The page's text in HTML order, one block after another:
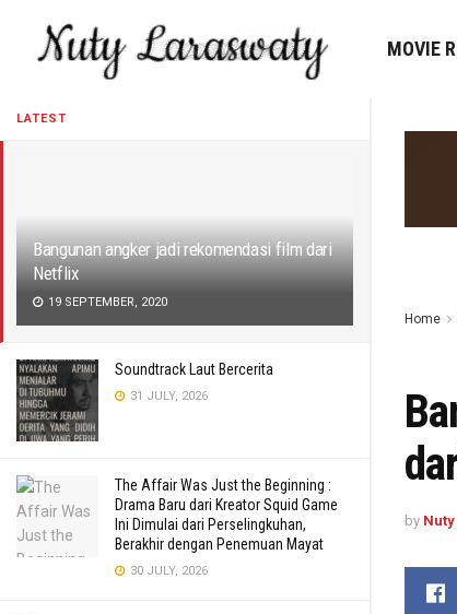
LATEST
Bangunan angker jadi rekomendasi film dari
Netflix
19 SEPTEMBER, 2020
Soundtrack Laut Bercerita
31 JULY, 2026
The Affair Was Just the Beginning :
Drama Baru dari Kreator Squid Game
Ini Dimulai dari Perselingkuhan,
Berakhir dengan Penemuan Mayat
30 JULY, 2026
MOVIE
Home
by